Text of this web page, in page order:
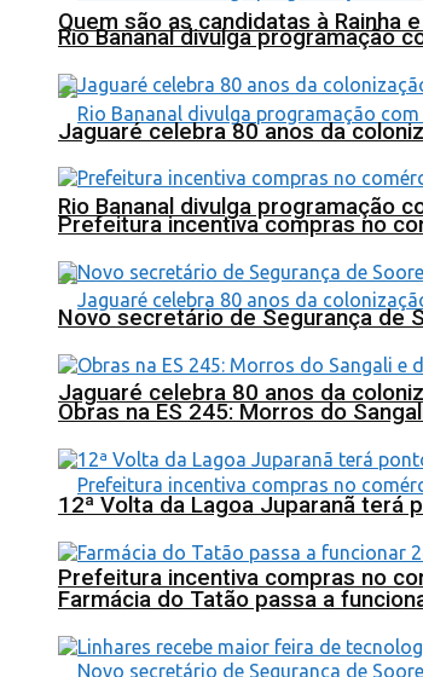
Quem são as candidatas à Rainha
Rio Bananal divulga programação
Jaguaré celebra 80 anos da
Prefeitura incentiva compras no
Rio Bananal divulga programação
Jaguaré celebra 80 anos da
Prefeitura incentiva compras no
Novo secretário de Segurança de
Obras na ES 245: Morros do
12ª Volta da Lagoa Juparanã terá
Farmácia do Tatão passa a